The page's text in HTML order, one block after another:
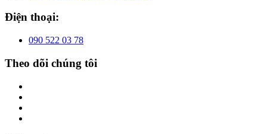
Điện thoại:
090 522 03 78
Theo dõi chúng tôi